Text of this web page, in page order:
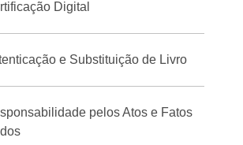
Digital
e Substituição de Livro
pelos Atos e Fatos